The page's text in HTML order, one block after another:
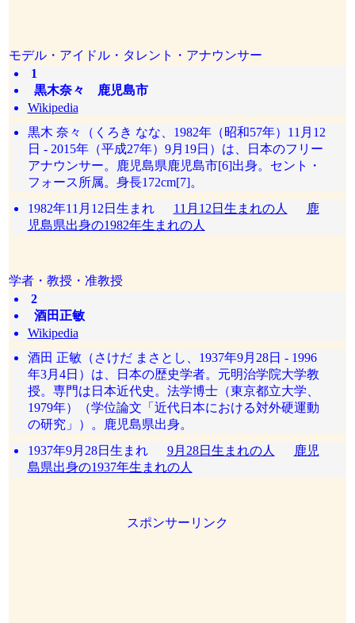
モデル・アイドル・タレント・アナウンサー
1
黒木奈々 鹿児島市
Wikipedia
黒木 奈々（くろき なな、1982年（昭和57年）11月12
日 - 2015年（平成27年）9月19日）は、日本のフリー
アナウンサー。鹿児島県鹿児島市[6]出身。セント・
フォース所属。身長172cm[7]。
1982年11月12日生まれ 11月12日生まれの人
鹿
児島県出身の1982年生まれの人
学者・教授・准教授
2
酒田正敏
Wikipedia
酒田 正敏（さけだ まさとし、1937年9月28日 - 1996
年3月4日）は、日本の歴史学者。元明治学院大学教
授。専門は日本近代史。法学博士（東京都立大学、
1979年）（学位論文「近代日本における対外硬運動
の研究」）。鹿児島県出身。
1937年9月28日生まれ 9月28日生まれの人
鹿児
島県出身の1937年生まれの人
スポンサーリンク